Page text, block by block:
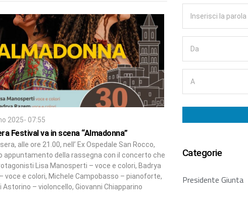
2025- 07:55
Festival va in scena “Almadonna”
alle ore 21.00, nell’ Ex Ospedale San Rocco,
appuntamento della rassegna con il concerto che
Lisa Manosperti – voce e colori, Badrya
voce e colori, Michele Campobasso – pianoforte,
Astorino – violoncello, Giovanni Chiapparino
Categorie
Presidente Giunta